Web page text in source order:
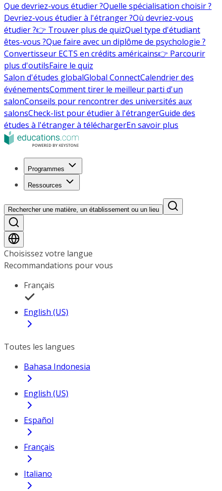
Que devriez-vous étudier ?Quelle spécialisation choisir ?
Devriez-vous étudier à l'étranger ?Où devriez-vous
étudier ?👉 Trouver plus de quizQuel type d'étudiant
êtes-vous ?Que faire avec un diplôme de psychologie ?
Convertisseur ECTS en crédits américains👉 Parcourir
plus d'outilsFaire le quiz
Salon d'études globalGlobal ConnectCalendrier des
événementsComment tirer le meilleur parti d'un
salonConseils pour rencontrer des universités aux
salonsCheck-list pour étudier à l'étrangerGuide des
études à l'étranger à téléchargerEn savoir plus
Programmes
Ressources
Rechercher une matière, un établissement ou un lieu
Choisissez votre langue
Recommandations pour vous
Français
English (US)
Toutes les langues
Bahasa Indonesia
English (US)
Español
Français
Italiano